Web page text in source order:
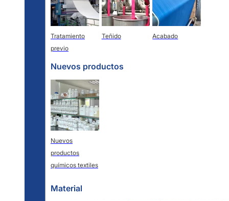
Tratamiento
previo
Teñido Acabado
Nuevos productos
Nuevos
productos
químicos textiles
Material